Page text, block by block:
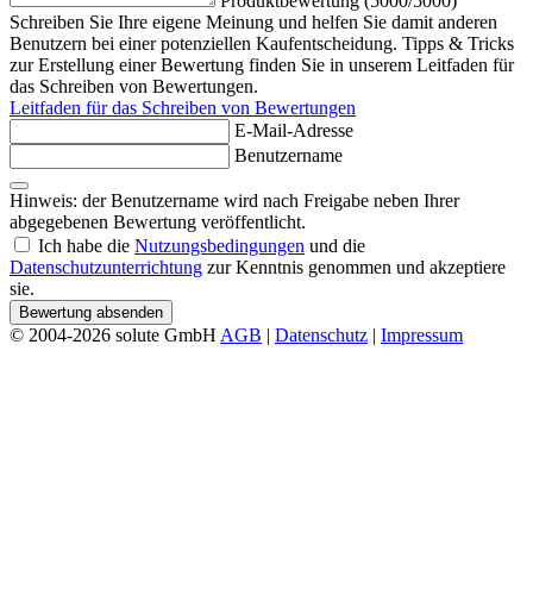
Schreiben Sie Ihre eigene Meinung und helfen Sie damit anderen
Benutzern bei einer potenziellen Kaufentscheidung. Tipps & Tricks
zur Erstellung einer Bewertung finden Sie in unserem Leitfaden für
das Schreiben von Bewertungen.
Leitfaden für das Schreiben von Bewertungen
E-Mail-Adresse
Benutzername
Hinweis: der Benutzername wird nach Freigabe neben Ihrer
abgegebenen Bewertung veröffentlicht.
Ich habe die Nutzungsbedingungen und die
Datenschutzunterrichtung zur Kenntnis genommen und akzeptiere
sie.
Bewertung absenden
© 2004-2026 solute GmbH AGB | Datenschutz | Impressum